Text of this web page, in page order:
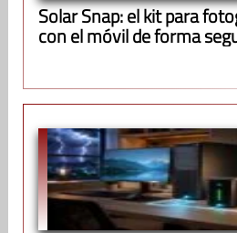
Solar Snap: el kit para
con el móvil de forma